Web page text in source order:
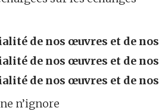
de nos œuvres et de
de nos œuvres et de
de nos œuvres et de
n’ignore